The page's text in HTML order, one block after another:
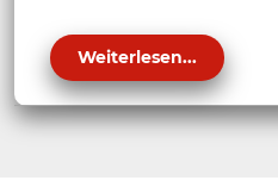
Weiterlesen...